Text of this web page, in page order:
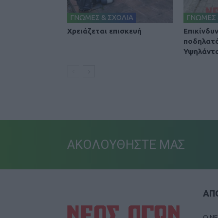
ΓΝΩΜΕΣ & ΣΧΟΛΙΑ
Χρειάζεται επισκευή
ΓΝΩΜΕΣ
ΑΚΟΛΟΥΘΗΣΤΕ ΜΑΣ